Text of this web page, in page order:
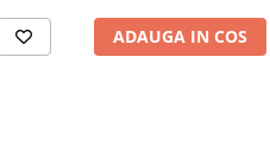
ADAUGA IN COS